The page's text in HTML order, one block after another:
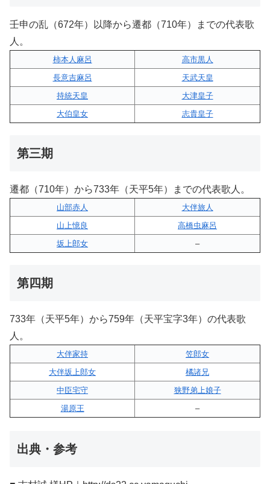
壬申の乱（672年）以降から遷都（710年）までの代表歌
人。
柿本人麻呂
高市黒人
長意吉麻呂
天武天皇
持統天皇
大津皇子
大伯皇女
志貴皇子
第三期
遷都（710年）から733年（天平5年）までの代表歌人。
山部赤人
大伴旅人
山上憶良
高橋虫麻呂
坂上郎女
–
第四期
733年（天平5年）から759年（天平宝字3年）の代表歌
人。
大伴家持
笠郎女
大伴坂上郎女
橘諸兄
中臣宅守
狭野弟上娘子
湯原王
–
出典・参考